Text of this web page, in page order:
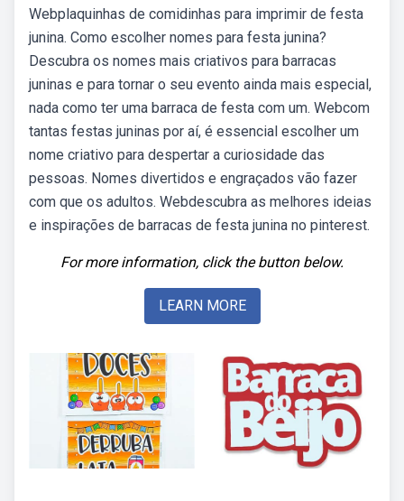
Webplaquinhas de comidinhas para imprimir de festa
junina. Como escolher nomes para festa junina?
Descubra os nomes mais criativos para barracas
juninas e para tornar o seu evento ainda mais especial,
nada como ter uma barraca de festa com um. Webcom
tantas festas juninas por aí, é essencial escolher um
nome criativo para despertar a curiosidade das
pessoas. Nomes divertidos e engraçados vão fazer
com que os adultos. Webdescubra as melhores ideias
e inspirações de barracas de festa junina no pinterest.
For more information, click the button below.
LEARN MORE